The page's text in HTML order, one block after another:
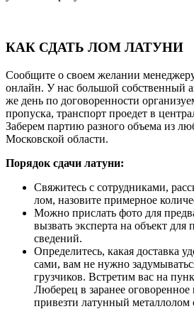
КАК СДАТЬ ЛОМ ЛАТУНИ
Сообщите о своем желании
онлайн. У нас большой собственный
же день по договоренности
пропуска, транспорт проедет в
Заберем партию разного объема из
Московской области.
Порядок сдачи латуни:
Свяжитесь с сотрудниками,
лом, назовите примерное
Можно прислать фото для
вызвать эксперта на объект
сведений.
Определитесь, какая доставка
сами, вам не нужно
грузчиков. Встретим вас на
Люберец в заранее
привезти латунный металлолом